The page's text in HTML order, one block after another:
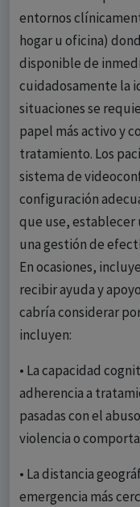
entornos
hogar u oficina)
disponible de
cuidadosamente la
situaciones se
papel más activo y
tratamiento. Los
sistema de
configuración
que use, establecer
una gestión de
En ocasiones,
recibir ayuda y
cabría considerar
incluyen:
• La capacidad
adherencia a
pasadas con el
violencia o
• La distancia
emergencia más